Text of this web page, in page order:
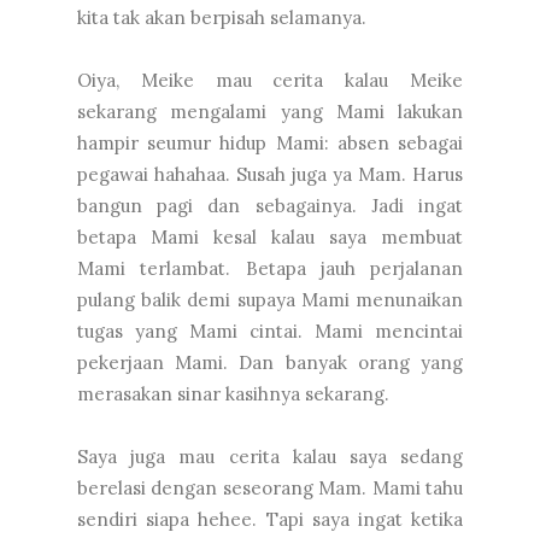
kita tak akan berpisah selamanya.
Oiya, Meike mau cerita kalau Meike
sekarang mengalami yang Mami lakukan
hampir seumur hidup Mami: absen sebagai
pegawai hahahaa. Susah juga ya Mam. Harus
bangun pagi dan sebagainya. Jadi ingat
betapa Mami kesal kalau saya membuat
Mami terlambat. Betapa jauh perjalanan
pulang balik demi supaya Mami menunaikan
tugas yang Mami cintai. Mami mencintai
pekerjaan Mami. Dan banyak orang yang
merasakan sinar kasihnya sekarang.
Saya juga mau cerita kalau saya sedang
berelasi dengan seseorang Mam. Mami tahu
sendiri siapa hehee. Tapi saya ingat ketika